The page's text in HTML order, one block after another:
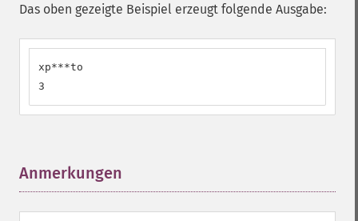
Das oben gezeigte Beispiel erzeugt folgende Ausgabe:
xp***to
3
Anmerkungen